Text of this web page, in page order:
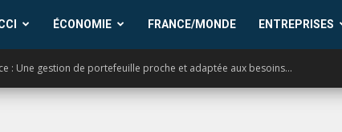
ÉCONOMIE FRANCE/MONDE ENTREPRISES
: Une gestion de portefeuille proche et adaptée aux besoins...